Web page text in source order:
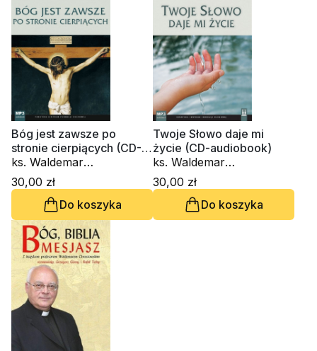
Bóg jest zawsze po
stronie cierpiących (CD-
mp3 audiobook)
ks. Waldemar
Chrostowski, o. Augustyn
Pelanowski, Ryszard
Wróbel OFMConv, ks.
Krzysztof Wons SDS
30,00 zł
Do koszyka
Twoje Słowo daje mi
życie (CD-audiobook)
ks. Waldemar
Chrostowski, ks. Mirosław
Stanisław Wróbel, ks.
Krzysztof Wons SDS, ks.
Piotr Szyrszeń SDS
30,00 zł
Do koszyka